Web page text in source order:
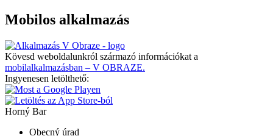
Mobilos alkalmazás
Kövesd weboldalunkról származó információkat a
mobilalkalmazásban – V OBRAZE.
Ingyenesen letölthető:
Horný Bar
Obecný úrad